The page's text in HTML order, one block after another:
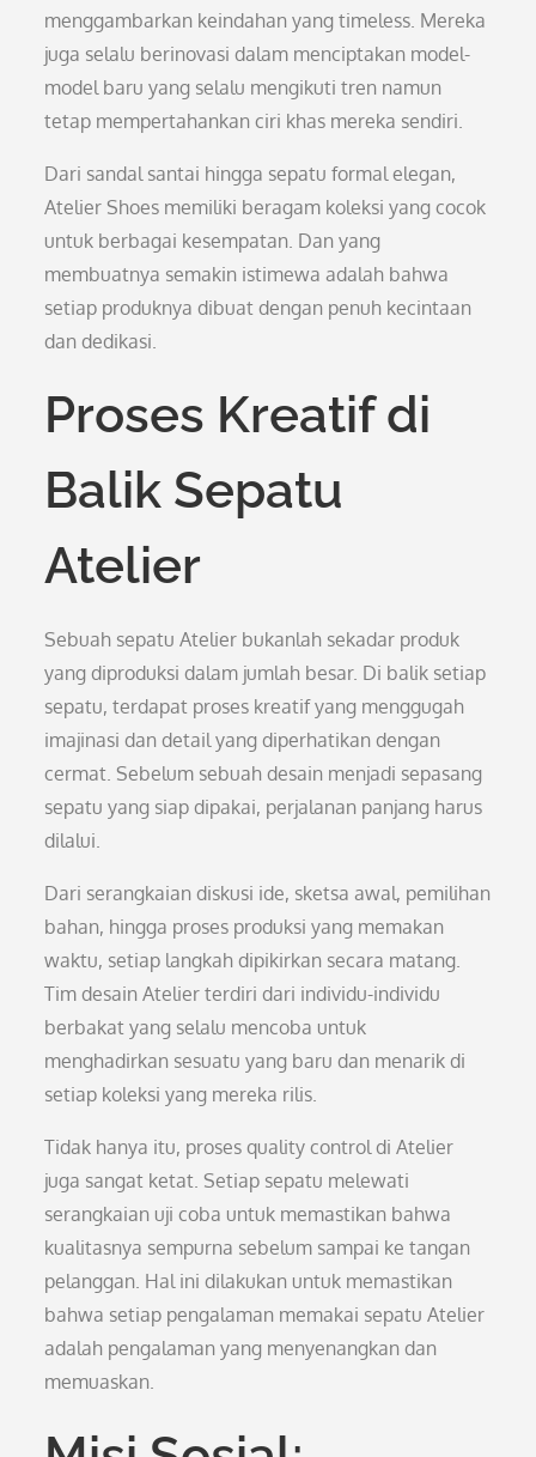
menggambarkan keindahan yang timeless. Mereka
juga selalu berinovasi dalam menciptakan model-
model baru yang selalu mengikuti tren namun
tetap mempertahankan ciri khas mereka sendiri.
Dari sandal santai hingga sepatu formal elegan,
Atelier Shoes memiliki beragam koleksi yang cocok
untuk berbagai kesempatan. Dan yang
membuatnya semakin istimewa adalah bahwa
setiap produknya dibuat dengan penuh kecintaan
dan dedikasi.
Proses Kreatif di
Balik Sepatu
Atelier
Sebuah sepatu Atelier bukanlah sekadar produk
yang diproduksi dalam jumlah besar. Di balik setiap
sepatu, terdapat proses kreatif yang menggugah
imajinasi dan detail yang diperhatikan dengan
cermat. Sebelum sebuah desain menjadi sepasang
sepatu yang siap dipakai, perjalanan panjang harus
dilalui.
Dari serangkaian diskusi ide, sketsa awal, pemilihan
bahan, hingga proses produksi yang memakan
waktu, setiap langkah dipikirkan secara matang.
Tim desain Atelier terdiri dari individu-individu
berbakat yang selalu mencoba untuk
menghadirkan sesuatu yang baru dan menarik di
setiap koleksi yang mereka rilis.
Tidak hanya itu, proses quality control di Atelier
juga sangat ketat. Setiap sepatu melewati
serangkaian uji coba untuk memastikan bahwa
kualitasnya sempurna sebelum sampai ke tangan
pelanggan. Hal ini dilakukan untuk memastikan
bahwa setiap pengalaman memakai sepatu Atelier
adalah pengalaman yang menyenangkan dan
memuaskan.